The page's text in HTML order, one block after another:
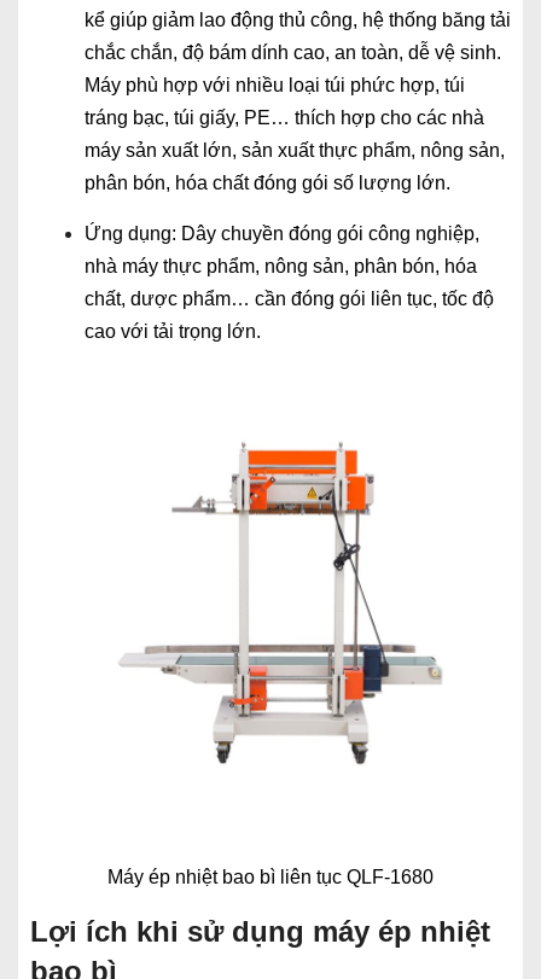
kể giúp giảm lao động thủ công, hệ thống băng tải
chắc chắn, độ bám dính cao, an toàn, dễ vệ sinh.
Máy phù hợp với nhiều loại túi phức hợp, túi
tráng bạc, túi giấy, PE… thích hợp cho các nhà
máy sản xuất lớn, sản xuất thực phẩm, nông sản,
phân bón, hóa chất đóng gói số lượng lớn.
Ứng dụng: Dây chuyền đóng gói công nghiệp,
nhà máy thực phẩm, nông sản, phân bón, hóa
chất, dược phẩm… cần đóng gói liên tục, tốc độ
cao với tải trọng lớn.
Máy ép nhiệt bao bì liên tục QLF-1680
Lợi ích khi sử dụng máy ép nhiệt
bao bì